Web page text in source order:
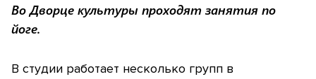
Во Дворце культуры проходят занятия по
йоге.
В студии работает несколько групп в